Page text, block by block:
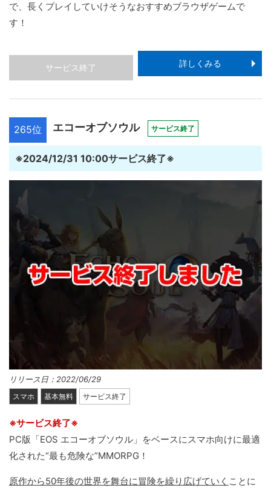
で、長くプレイしていけそうなおすすめブラウザゲームで
す！
サービス終了 詳しくみる
265位 エコーオブソウル サービス終了
※2024/12/31 10:00サービス終了※
リリース日：2022/06/29
スマホ 基本無料 サービス終了
※サービス終了※
PC版「EOS エコーオブソウル」をベースにスマホ向けに最適
化された“最も危険な”MMORPG！
原作から50年後の世界を舞台に冒険を繰り広げていく ことに